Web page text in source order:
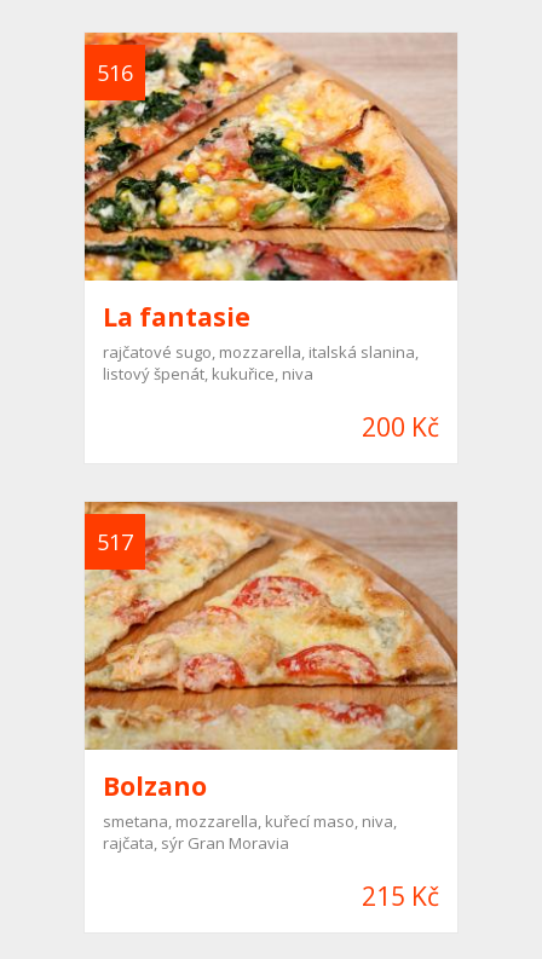
516
La fantasie
rajčatové sugo, mozzarella, italská slanina,
listový špenát, kukuřice, niva
200 Kč
517
Bolzano
smetana, mozzarella, kuřecí maso, niva,
rajčata, sýr Gran Moravia
215 Kč